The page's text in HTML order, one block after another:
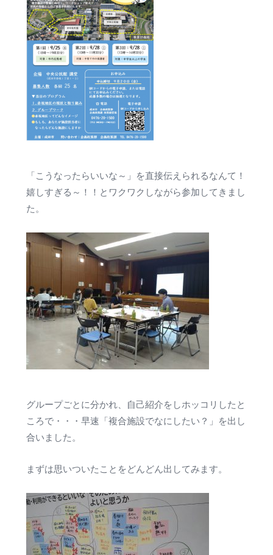
「こうなったらいいな～」を直接伝えられるなんて！
嬉しすぎる～！！とワクワクしながら参加してきまし
た。
グループごとに分かれ、自己紹介をしホッコリしたと
ころで・・・早速「複合施設でなにしたい？」を出し
合いました。
まずは思いついたことをどんどん出してみます。